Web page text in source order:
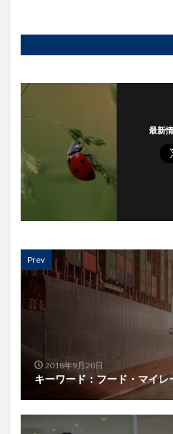
最新
Prev
2018年9月20日
キーワード：フード・マイレ